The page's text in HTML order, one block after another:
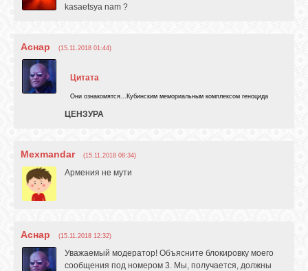
TWITTER
kasaetsya nam ?
Аснар (15.11.2018 01:44)
Цитата
Они ознакомятся...Кубинским мемориальным комплексом геноцида
ЦЕНЗУРА
Mexmandar (15.11.2018 08:34)
Армения не мути
Аснар (15.11.2018 12:32)
Уважаемый модератор! Объясните блокировку моего
сообщения под номером 3. Мы, получается, должны